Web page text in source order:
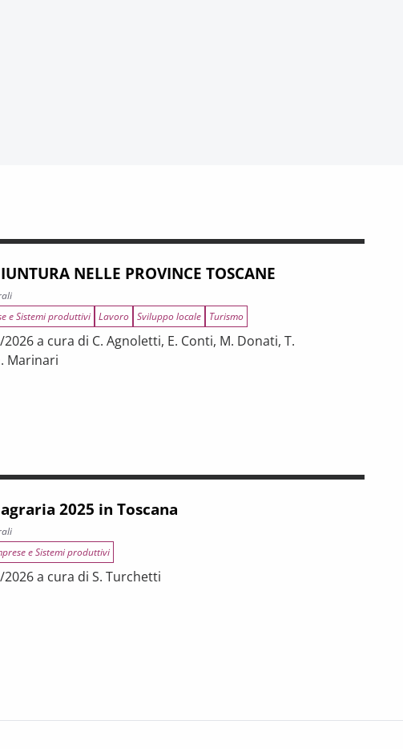
pubblico tra riforme, digitalizzazione e modelli organizzativi
NELLE PROVINCE TOSCANE
e Sistemi produttivi Lavoro Sviluppo locale Turismo
a cura di C. Agnoletti, E. Conti, M. Donati, T.
Marinari
PROVINCE TOSCANE
2025 in Toscana
e Sistemi produttivi
a cura di S. Turchetti